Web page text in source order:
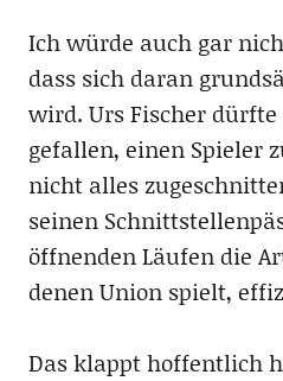
Ich würde auch gar
dass sich daran
wird. Urs Fischer dürfte
gefallen, einen Spieler
nicht alles
seinen
öffnenden Läufen die
denen Union spielt,
Das klappt hoffentlich